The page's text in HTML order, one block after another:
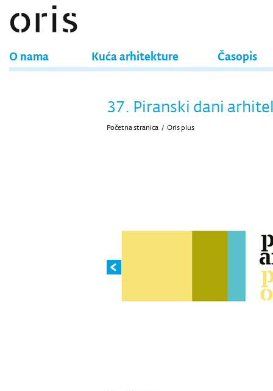
O nama Kuća arhitekture Časopis
37. Piranski dani
Početna stranica / Oris plus